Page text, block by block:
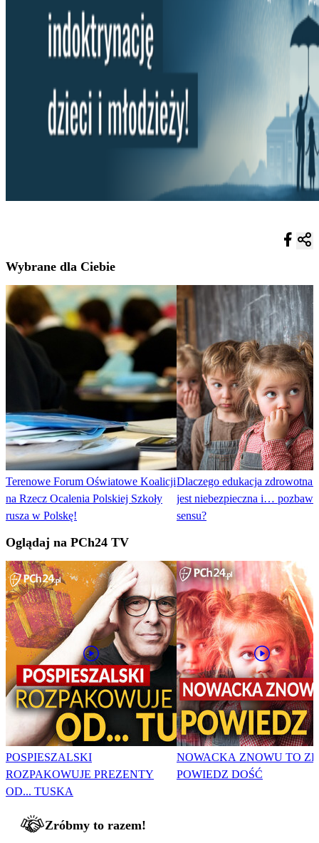
Wybrane dla Ciebie
Terenowe Forum Oświatowe Koalicji
na Rzecz Ocalenia Polskiej Szkoły
rusza w Polskę!
Dlaczego edukacja zdrowotna
jest niebezpieczna i…
sensu?
Oglądaj na PCh24 TV
POSPIESZALSKI
ROZPAKOWUJE PREZENTY
OD... TUSKA
NOWACKA ZNOWU TO
POWIEDZ DOŚĆ
Zróbmy to razem!